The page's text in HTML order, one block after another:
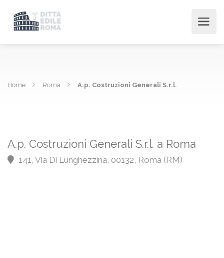
Home Roma A.p. Costruzioni Generali S.r.l.
A.p. Costruzioni Generali S.r.l. a Roma
141, Via Di Lunghezzina, 00132, Roma (RM)